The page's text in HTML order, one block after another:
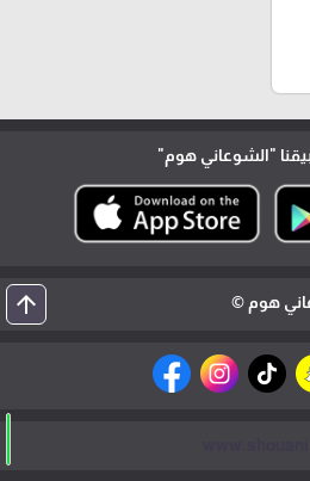
"الشوعاني هوم"
هوم © arrow_upward